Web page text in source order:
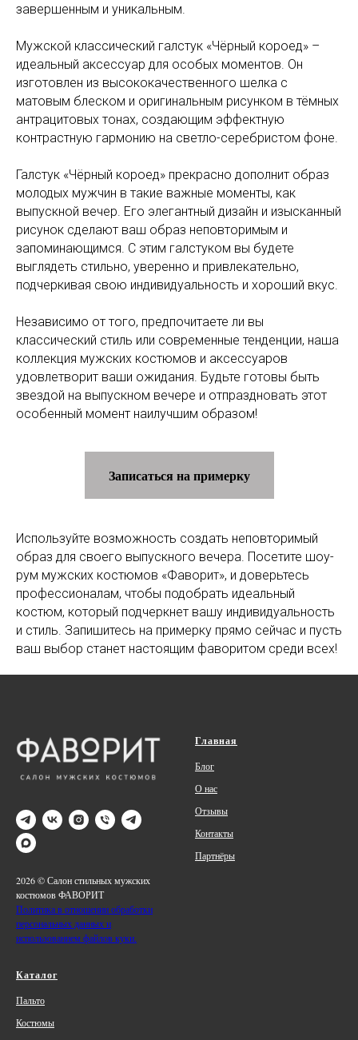
завершенным и уникальным.
Мужской классический галстук «Чёрный короед» –
идеальный аксессуар для особых моментов. Он
изготовлен из высококачественного шелка с
матовым блеском и оригинальным рисунком в тёмных
антрацитовых тонах, создающим эффектную
контрастную гармонию на светло-серебристом фоне.
Галстук «Чёрный короед» прекрасно дополнит образ
молодых мужчин в такие важные моменты, как
выпускной вечер. Его элегантный дизайн и изысканный
рисунок сделают ваш образ неповторимым и
запоминающимся. С этим галстуком вы будете
выглядеть стильно, уверенно и привлекательно,
подчеркивая свою индивидуальность и хороший вкус.
Независимо от того, предпочитаете ли вы
классический стиль или современные тенденции, наша
коллекция мужских костюмов и аксессуаров
удовлетворит ваши ожидания. Будьте готовы быть
звездой на выпускном вечере и отпраздновать этот
особенный момент наилучшим образом!
Записаться на примерку
Используйте возможность создать неповторимый
образ для своего выпускного вечера. Посетите шоу-
рум мужских костюмов «Фаворит», и доверьтесь
профессионалам, чтобы подобрать идеальный
костюм, который подчеркнет вашу индивидуальность
и стиль. Запишитесь на примерку прямо сейчас и пусть
ваш выбор станет настоящим фаворитом среди всех!
2026 © Салон стильных мужских
костюмов ФАВОРИТ
Политика в отношении обработки
персональных данных и
использованием файлов куки.
Главная
Блог
О нас
Отзывы
Контакты
Партнёры
Каталог
Пальто
Костюмы